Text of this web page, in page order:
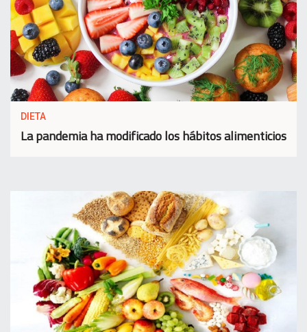
DIETA
La pandemia ha modificado los hábitos alimenticios